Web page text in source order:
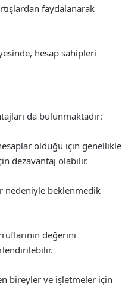
faydalanarak
hesap sahipleri
da bulunmaktadır:
olduğu için genellikle
dezavantaj olabilir.
nedeniyle beklenmedik
değerini
bireyler ve işletmeler için